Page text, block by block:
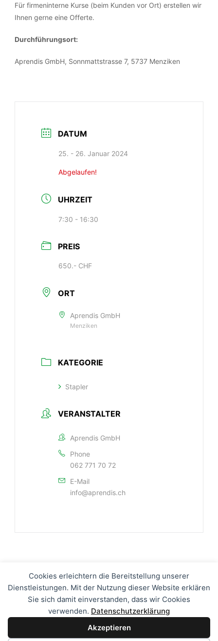
Cookies erleichtern die Bereitstellung unserer
Dienstleistungen. Mit der Nutzung dieser Website erklären
Sie sich damit einverstanden, dass wir Cookies
verwenden. Datenschutzerklärung
Akzeptieren
Für firmeninterne Kurse (beim Kunden vor Ort) erstellen wir
Ihnen gerne eine Offerte.
Durchführungsort:
Aprendis GmbH, Sonnmattstrasse 7, 5737 Menziken
DATUM
25. - 26. Januar 2024
Abgelaufen!
UHRZEIT
7:30 - 16:30
PREIS
650.- CHF
ORT
Aprendis GmbH
Menziken
KATEGORIE
Stapler
VERANSTALTER
Aprendis GmbH
Phone
062 771 70 72
E-Mail
info@aprendis.ch
Impressum|Datenschutz